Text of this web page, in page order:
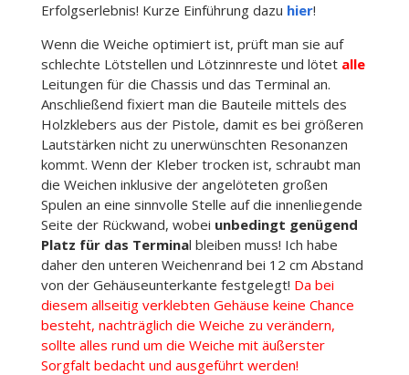
Erfolgserlebnis! Kurze Einführung dazu hier!
Wenn die Weiche optimiert ist, prüft man sie auf
schlechte Lötstellen und Lötzinnreste und lötet alle
Leitungen für die Chassis und das Terminal an.
Anschließend fixiert man die Bauteile mittels des
Holzklebers aus der Pistole, damit es bei größeren
Lautstärken nicht zu unerwünschten Resonanzen
kommt. Wenn der Kleber trocken ist, schraubt man
die Weichen inklusive der angelöteten großen
Spulen an eine sinnvolle Stelle auf die innenliegende
Seite der Rückwand, wobei unbedingt genügend
Platz für das Terminal bleiben muss! Ich habe
daher den unteren Weichenrand bei 12 cm Abstand
von der Gehäuseunterkante festgelegt! Da bei
diesem allseitig verklebten Gehäuse keine Chance
besteht, nachträglich die Weiche zu verändern,
sollte alles rund um die Weiche mit äußerster
Sorgfalt bedacht und ausgeführt werden!